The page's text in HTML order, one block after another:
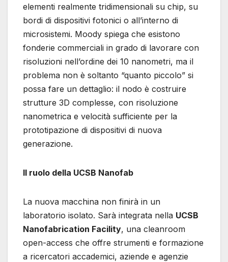
elementi realmente tridimensionali su chip, su
bordi di dispositivi fotonici o all’interno di
microsistemi. Moody spiega che esistono
fonderie commerciali in grado di lavorare con
risoluzioni nell’ordine dei 10 nanometri, ma il
problema non è soltanto “quanto piccolo” si
possa fare un dettaglio: il nodo è costruire
strutture 3D complesse, con risoluzione
nanometrica e velocità sufficiente per la
prototipazione di dispositivi di nuova
generazione.
Il ruolo della UCSB Nanofab
La nuova macchina non finirà in un
laboratorio isolato. Sarà integrata nella UCSB
Nanofabrication Facility, una cleanroom
open-access che offre strumenti e formazione
a ricercatori accademici, aziende e agenzie